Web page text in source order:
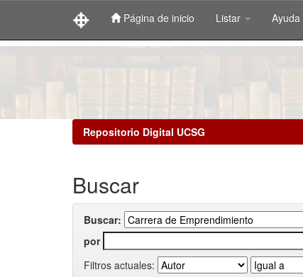
Página de inicio Listar Ayuda
Repositorio Digital UCSG
Buscar
Buscar:
por
Filtros actuales: